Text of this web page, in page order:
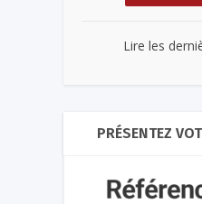
Lire les
PRÉSENTEZ